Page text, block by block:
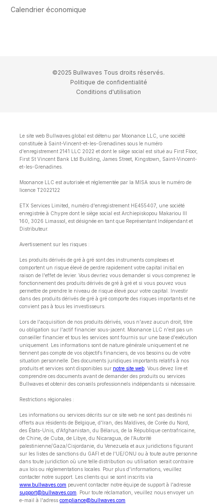
Calendrier économique
©2025 Bullwaves Tous droits réservés.
Politique de confidentialité
Conditions d'utilisation
Le site web Bullwaves.global est détenu par Moonance LLC, une société
constituée à Saint-Vincent-et-les-Grenadines sous le numéro
d'enregistrement 2141 LLC 2022 et dont le siège social est situé au First Floor,
First St Vincent Bank Ltd Building, James Street, Kingstown, Saint-Vincent-
et-les-Grenadines.
Moonance LLC est autorisée et réglementée par la MISA sous le numéro de
licence T2022122
ETX Services Limited, numéro d'enregistrement HE455407, une société
enregistrée à Chypre dont le siège social est Archiepiskopou Makariou lll
160, 3026 Limassol, est désignée en tant que Représentant Indépendant et
Distributeur.
Avertissement sur les risques :
Les produits dérivés de gré à gré sont des instruments complexes et
comportent un risque élevé de perdre rapidement votre capital initial en
raison de l'effet de levier. Vous devriez vous demander si vous comprenez le
fonctionnement des produits dérivés de gré à gré et si vous pouvez vous
permettre de prendre le niveau de risque élevé pour votre capital. Investir
dans des produits dérivés de gré à gré comporte des risques importants et ne
convient pas à tous les investisseurs.
Lors de l'acquisition de nos produits dérivés, vous n'avez aucun droit, titre
ou obligation sur l'actif financier sous-jacent. Moonance LLC n'est pas un
conseiller financier et tous les services sont fournis sur une base d'exécution
uniquement. Les informations sont de nature générale uniquement et ne
tiennent pas compte de vos objectifs financiers, de vos besoins ou de votre
situation personnelle. Des documents juridiques importants relatifs à nos
produits et services sont disponibles sur notre site web. Vous devez lire et
comprendre ces documents avant de demander des produits ou services
Bullwaves et obtenir des conseils professionnels indépendants si nécessaire.
Restrictions régionales :
Les informations ou services décrits sur ce site web ne sont pas destinés ni
offerts aux résidents de Belgique, d'Iran, des Maldives, de Corée du Nord,
des États-Unis, d'Afghanistan, du Bélarus, de la République centrafricaine,
de Chine, de Cuba, de Libye, du Nicaragua, de l'Autorité
palestinienne/Gaza/Cisjordanie, du Venezuela et aux juridictions figurant
sur les listes de sanctions du GAFI et de l'UE/ONU ou à toute autre personne
dans toute juridiction où une telle distribution ou utilisation serait contraire
aux lois ou réglementations locales. Pour plus d'informations, veuillez
contacter notre support. Les clients qui se sont inscrits via
www.bullwaves.com peuvent contacter notre équipe de support à l'adresse
support@bullwaves.com. Pour toute réclamation, veuillez nous envoyer un
e-mail à l'adress compliance@bullwaves.com